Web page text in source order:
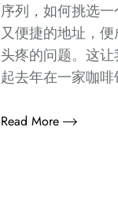
序列，如何挑选
又便捷的地址，
头疼的问题。这
起去年在一家咖
Read More